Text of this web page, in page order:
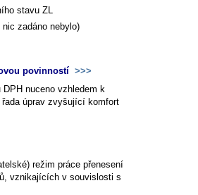
stavu ZL
zadáno nebylo)
povinností >>>
DPH nuceno vzhledem k
úprav zvyšující komfort
režim práce přenesení
vznikajících v souvislosti s